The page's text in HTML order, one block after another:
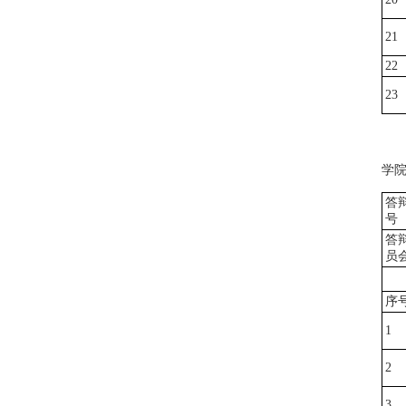
21
22
23
学
答
号
答
员
序
1
2